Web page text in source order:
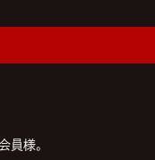
員様。